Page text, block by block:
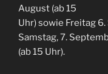
August (ab 15
Uhr) sowie Freitag
Samstag, 7.
(ab 15 Uhr).